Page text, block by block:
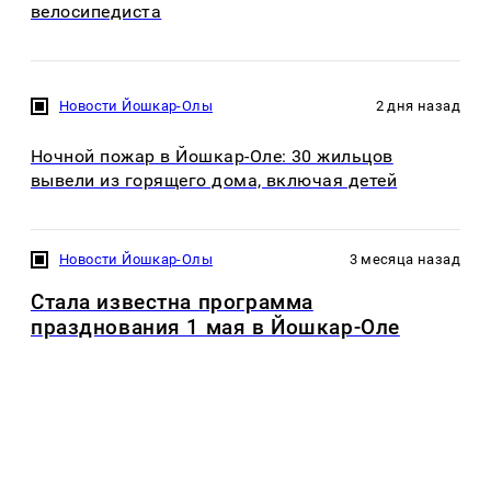
велосипедиста
Новости Йошкар-Олы 2 дня назад
Ночной пожар в Йошкар-Оле: 30 жильцов
вывели из горящего дома, включая детей
Новости Йошкар-Олы 3 месяца назад
Стала известна программа
празднования 1 мая в Йошкар-Оле